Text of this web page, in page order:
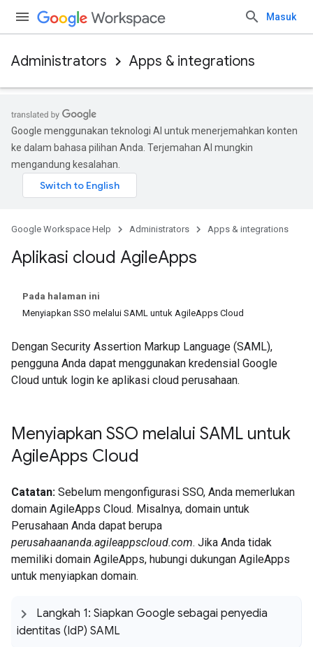
Masuk
Administrators Apps & integrations
Google menggunakan teknologi AI untuk menerjemahkan konten
ke dalam bahasa pilihan Anda. Terjemahan AI mungkin
mengandung kesalahan.
Google Workspace Help Administrators Apps & integrations
Aplikasi cloud AgileApps
Pada halaman ini
Menyiapkan SSO melalui SAML untuk AgileApps Cloud
Dengan Security Assertion Markup Language (SAML),
pengguna Anda dapat menggunakan kredensial Google
Cloud untuk login ke aplikasi cloud perusahaan.
Menyiapkan SSO melalui SAML untuk
AgileApps Cloud
Catatan: Sebelum mengonfigurasi SSO, Anda memerlukan
domain AgileApps Cloud. Misalnya, domain untuk
Perusahaan Anda dapat berupa
perusahaananda.agileappscloud.com. Jika Anda tidak
memiliki domain AgileApps, hubungi dukungan AgileApps
untuk menyiapkan domain.
Langkah 1: Siapkan Google sebagai penyedia
identitas (IdP) SAML